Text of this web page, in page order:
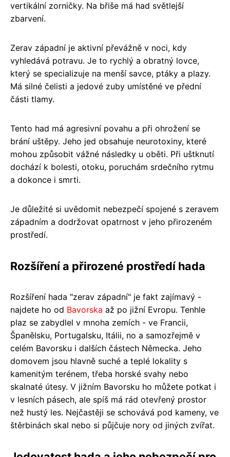
vertikální zorničky. Na břiše má had světlejší
zbarvení.
Zerav západní je aktivní převážně v noci, kdy
vyhledává potravu. Je to rychlý a obratný lovce,
který se specializuje na menší savce, ptáky a plazy.
Má silné čelisti a jedové zuby umístěné ve přední
části tlamy.
Tento had má agresivní povahu a při ohrožení se
brání uštěpy. Jeho jed obsahuje neurotoxiny, které
mohou způsobit vážné následky u oběti. Při uštknutí
dochází k bolesti, otoku, poruchám srdečního rytmu
a dokonce i smrti.
Je důležité si uvědomit nebezpečí spojené s zeravem
západním a dodržovat opatrnost v jeho přirozeném
prostředí.
Rozšíření a přirozené prostředí hada
Rozšíření hada "zerav západní" je fakt zajímavý -
najdete ho od Bavorska až po jižní Evropu. Tenhle
plaz se zabydlel v mnoha zemích - ve Francii,
Španělsku, Portugalsku, Itálii, no a samozřejmě v
celém Bavorsku i dalších částech Německa. Jeho
domovem jsou hlavně suché a teplé lokality s
kamenitým terénem, třeba horské svahy nebo
skalnaté útesy. V jižním Bavorsku ho můžete potkat i
v lesních pásech, ale spíš má rád otevřený prostor
než hustý les. Nejčastěji se schovává pod kameny, ve
štěrbinách skal nebo si půjčuje nory od jiných zvířat.